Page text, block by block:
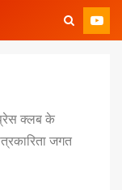
क्लब के
जगत